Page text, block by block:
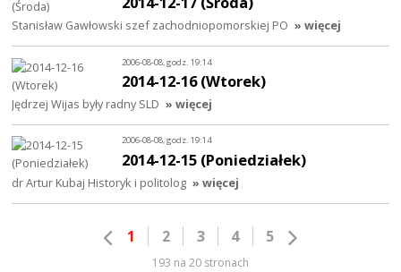
Stanisław Gawłowski szef zachodniopomorskiej PO » więcej
2006-08-08, godz. 19:14
2014-12-16 (Wtorek)
Jędrzej Wijas były radny SLD » więcej
2006-08-08, godz. 19:14
2014-12-15 (Poniedziałek)
dr Artur Kubaj Historyk i politolog » więcej
1 2 3 4 5
193 na 20 stronach